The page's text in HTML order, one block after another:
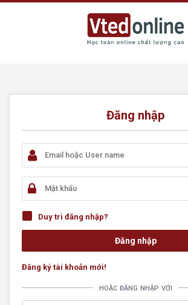
Đăng nhập
Duy trì đăng nhập?
Đăng ký tài khoản mới!
hoặc đăng nhập với